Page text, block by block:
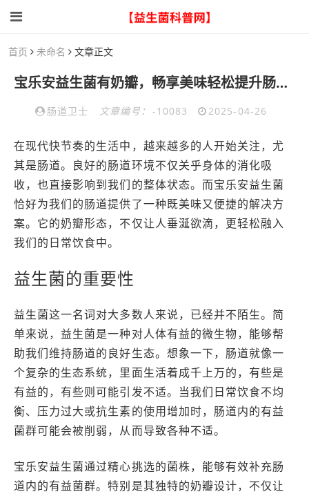
首页 未命名 文章正文
宝乐安益生菌有奶瓣，畅享美味轻松提升肠道舒适
肠道卫士 文章编号： -10083 2025-04-26
在现代快节奏的生活中，越来越多的人开始关注，尤
其是肠道。良好的肠道环境不仅关乎身体的消化吸
收，也直接影响到我们的整体状态。而宝乐安益生菌
恰好为我们的肠道提供了一种既美味又便捷的解决方
案。它的奶瓣形态，不仅让人垂涎欲滴，更轻松融入
我们的日常饮食中。
益生菌的重要性
益生菌这一名词对大多数人来说，已经并不陌生。简
单来说，益生菌是一种对人体有益的微生物，能够帮
助我们维持肠道的良好生态。想象一下，肠道就像一
个复杂的生态系统，里面生活着成千上万的，有些是
有益的，有些则可能引发不适。当我们日常饮食不均
衡、压力过大或抗生素的使用增加时，肠道内的有益
菌群可能会被削弱，从而导致各种不适。
宝乐安益生菌通过精心挑选的菌株，能够有效补充肠
道内的有益菌群。特别是其独特的奶瓣设计，不仅让